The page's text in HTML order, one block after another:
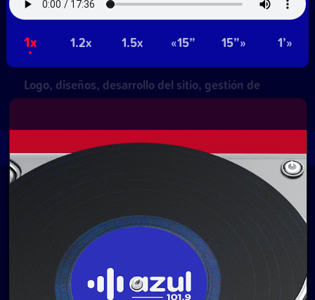
1x 1.2x 1.5x «15” 15”» 1’»
NetUy
Privacidad~Términos y condiciones
Logo, diseños, desarrollo del sitio, gestión de
Media Group